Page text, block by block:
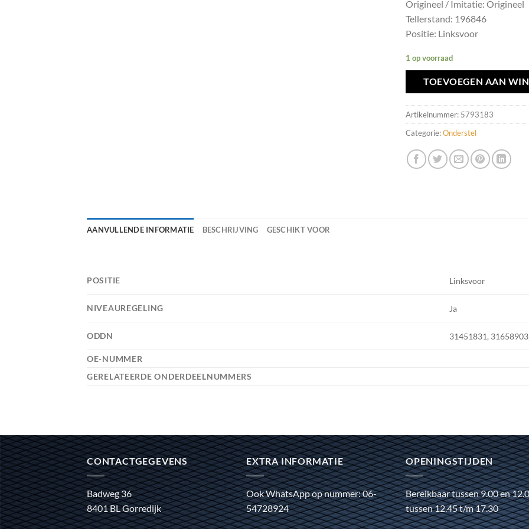
Origineel / Imitatie: Origineel
Tellerstand: 196846
Positie: Linksvoor
1 op voorraad
TOEVOEGEN AAN
Artikelnummer: 5793183
Categorie:Onderstel
AANVULLENDE INFORMATIE BESCHRIJVING GESCHIKT VOOR
POSITIE Linksvoor
NIVEAUREGELING Ja
ODDN 31451831,
OE-NUMMER
GERELATEERDE ONDERDEELNUMMERS
CONTACTGEGEVENS
Badweg 36
8401 BL Gorredijk
EXTRA INFORMATIE
Ook WhatsApp op nummer: 06-
54728924
OPENINGSTIJDEN
Bereikbaar tussen 9.00 en
tussen 12.45 t/m 17.30